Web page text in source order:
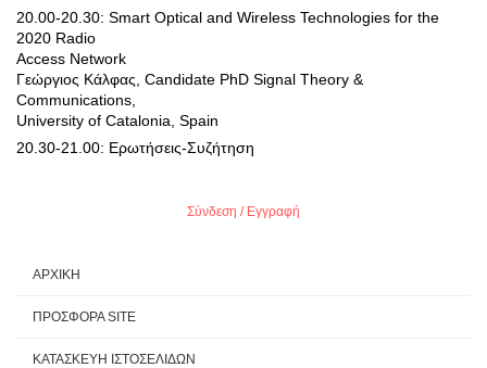
20.00-20.30: Smart Optical and Wireless Technologies for the
2020 Radio
Access Network
Γεώργιος Κάλφας, Candidate PhD Signal Theory &
Communications,
University of Catalonia, Spain
20.30-21.00: Ερωτήσεις-Συζήτηση
Σύνδεση / Εγγραφή
ΑΡΧΙΚΗ
ΠΡΟΣΦΟΡΑ SITE
ΚΑΤΑΣΚΕΥΗ ΙΣΤΟΣΕΛΙΔΩΝ